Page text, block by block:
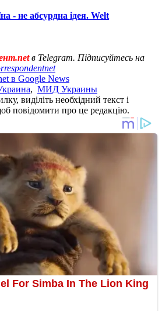
- не абсурдна ідея. Welt
в Telegram. Підписуйтесь на
в Google News
, МИД Украины
виділіть необхідний текст і
повідомити про це редакцію.